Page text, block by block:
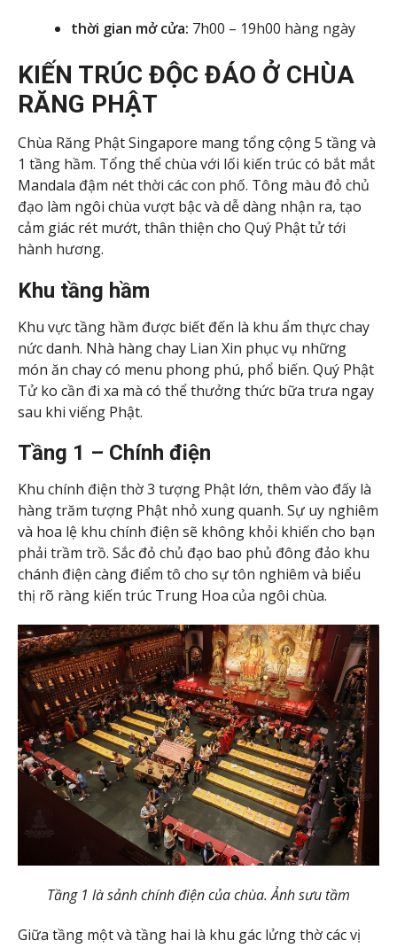
thời gian mở cửa: 7h00 – 19h00 hàng ngày
KIẾN TRÚC ĐỘC ĐÁO Ở CHÙA
RĂNG PHẬT
Chùa Răng Phật Singapore mang tổng cộng 5 tầng và
1 tầng hầm. Tổng thể chùa với lối kiến trúc có bắt mắt
Mandala đậm nét thời các con phố. Tông màu đỏ chủ
đạo làm ngôi chùa vượt bậc và dễ dàng nhận ra, tạo
cảm giác rét mướt, thân thiện cho Quý Phật tử tới
hành hương.
Khu tầng hầm
Khu vực tầng hầm được biết đến là khu ẩm thực chay
nức danh. Nhà hàng chay Lian Xin phục vụ những
món ăn chay có menu phong phú, phổ biến. Quý Phật
Tử ko cần đi xa mà có thể thưởng thức bữa trưa ngay
sau khi viếng Phật.
Tầng 1 – Chính điện
Khu chính điện thờ 3 tượng Phật lớn, thêm vào đấy là
hàng trăm tượng Phật nhỏ xung quanh. Sự uy nghiêm
và hoa lệ khu chính điện sẽ không khỏi khiến cho bạn
phải trầm trồ. Sắc đỏ chủ đạo bao phủ đông đảo khu
chánh điện càng điểm tô cho sự tôn nghiêm và biểu
thị rõ ràng kiến trúc Trung Hoa của ngôi chùa.
Tầng 1 là sảnh chính điện của chùa. Ảnh sưu tầm
Giữa tầng một và tầng hai là khu gác lửng thờ các vị